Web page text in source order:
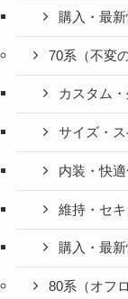
購入・最
70系（不変
カスタム
サイズ・
内装・快
維持・セ
購入・最
80系（オフ